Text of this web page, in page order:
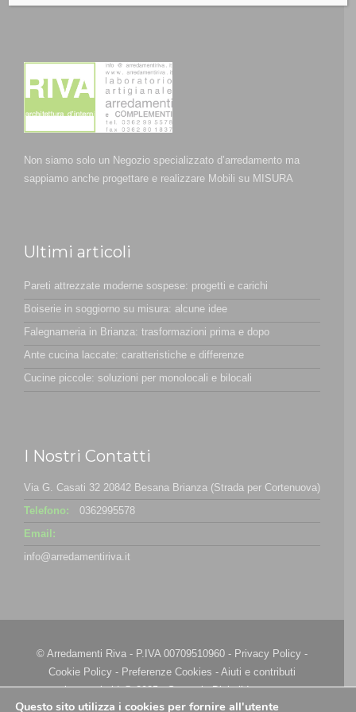
Non siamo solo un Negozio specializzato d’arredamento ma
sappiamo anche progettare e realizzare Mobili su MISURA
Ultimi articoli
Pareti attrezzate moderne sospese: progetti e carichi
Boiserie in soggiorno su misura: alcune idee
Falegnameria in Brianza: trasformazioni prima e dopo
Ante cucina laccate: caratteristiche e differenze
Cucine piccole: soluzioni per monolocali e bilocali
I Nostri Contatti
Via G. Casati 32 20842 Besana Brianza (Strada per Cortenuova)
Telefono:
0362995578
Email:
info@arredamentiriva.it
© Arredamenti Riva - P.IVA 00709510960 - Privacy Policy -
Cookie Policy - Preferenze Cookies - Aiuti e contributi
riconosciuti| @ 2025 - Strategie Digitali Innovea
Questo sito utilizza i cookies per fornire all'utente